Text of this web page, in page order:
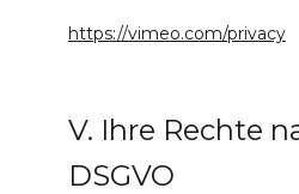
https://vimeo.com/privacy
V. Ihre Rechte
DSGVO